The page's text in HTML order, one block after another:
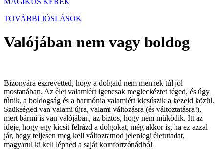
MÁGIKUS KERÉK
TOVÁBBI JÓSLÁSOK
Valójában nem vagy boldog
Bizonyára észrevetted, hogy a dolgaid nem mennek túl jól
mostanában. Az élet valamiért igencsak megleckéztet téged, és úgy
tűnik, a boldogság és a harmónia valamiért kicsúszik a kezeid közül.
Szükséged van valami újra, valami változásra (és változtatásra!),
mert bármi is van valójában, az biztos, hogy nem működik. Itt az
ideje, hogy egy kicsit felrázd a dolgokat, még akkor is, ha ez azzal
jár, hogy teljesen meg kell változtatnod jelenlegi életutadat,
magyarul ki kell lépned a saját komfortzónádból.